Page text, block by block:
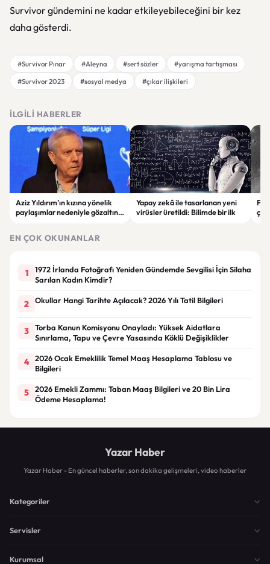
Survivor gündemini ne kadar etkileyebileceğini bir kez
daha gösterdi.
#Survivor Pınar #Aleyna #sert sözler
#yarışma tartışması
#Survivor 2023
#sosyal medya #çıkar ilişkileri
İLGILI HABERLER
Aziz Yıldırım’ın kızına yönelik
paylaşımlar nedeniyle gözaltına
Yapay zekâ ile tasarlanan yeni
virüsler üretildi: Bilimde bir ilk
EN ÇOK OKUNANLAR
1
1972 İrlanda Fotoğrafı Yeniden Gündemde Sevgilisi İçin Silaha
Sarılan Kadın Kimdir?
2 Okullar Hangi Tarihte Açılacak? 2026 Yılı Tatil Bilgileri
3
Torba Kanun Komisyonu Onayladı: Yüksek Aidatlara
Sınırlama, Tapu ve Çevre Yasasında Köklü Değişiklikler
4
2026 Ocak Emeklilik Temel Maaş Hesaplama Tablosu ve
Bilgileri
5
2026 Emekli Zammı: Taban Maaş Bilgileri ve 20 Bin Lira
Ödeme Hesaplama!
Yazar Haber
Yazar Haber - En güncel haberler, son dakika gelişmeleri, video haberler
Kategoriler
Servisler
Kurumsal